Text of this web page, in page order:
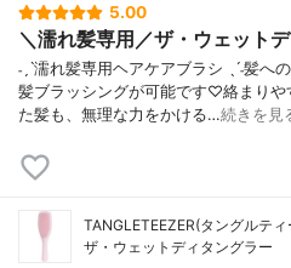
5.00
＼濡れ髪専用／ザ・ウェット
˗ˏˋ濡れ髪専用ヘアケアブラシ ˎˊ˗髪
髪ブラッシングが可能です♡絡まり
た髪も、無理な力をかける…続きを見
TANGLETEEZER(タングルティ
ザ・ウェットディタングラー